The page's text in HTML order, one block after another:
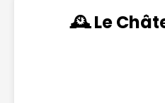
🕰️ Le